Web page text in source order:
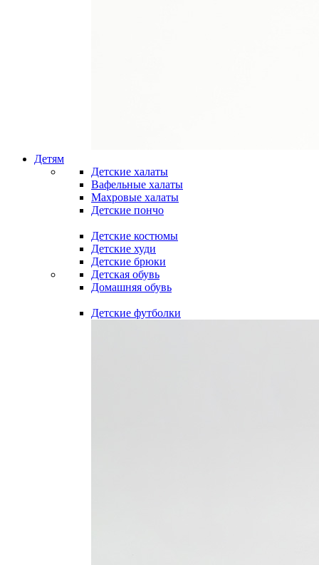
Детям
Детские халаты
Вафельные халаты
Махровые халаты
Детские пончо
Детские костюмы
Детские худи
Детские брюки
Детская обувь
Домашняя обувь
Детские футболки